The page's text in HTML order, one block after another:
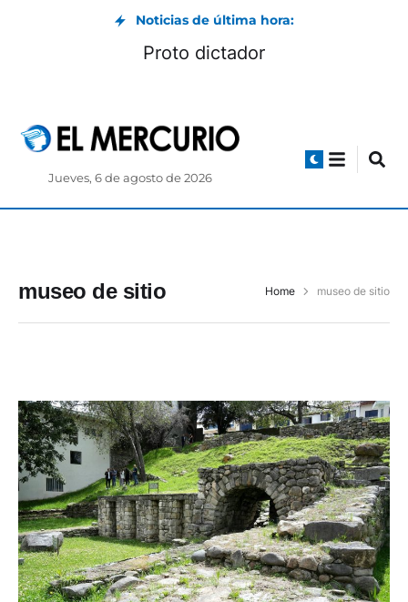
Noticias de última hora:
Proto dictador
Jueves, 6 de agosto de 2026
museo de sitio Home museo de sitio